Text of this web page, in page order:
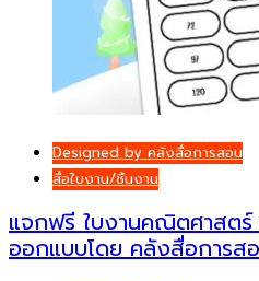
Designed by คลังสื่อการสอน
สื่อใบงาน/ชิ้นงาน
แจกฟรี ใบงานคณิตศาสตร์
ออกแบบโดย คลังสื่อการส